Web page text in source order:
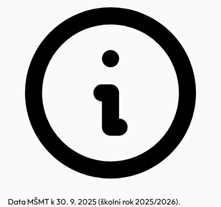
Data MŠMT k 30. 9. 2025 (školní rok 2025/2026).